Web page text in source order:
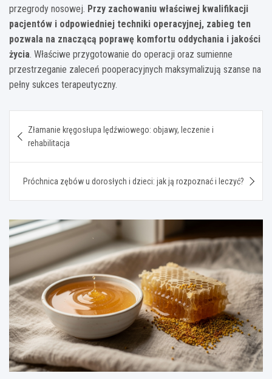
przegrody nosowej. Przy zachowaniu właściwej kwalifikacji
pacjentów i odpowiedniej techniki operacyjnej, zabieg ten
pozwala na znaczącą poprawę komfortu oddychania i jakości
życia. Właściwe przygotowanie do operacji oraz sumienne
przestrzeganie zaleceń pooperacyjnych maksymalizują szanse na
pełny sukces terapeutyczny.
wpisu
Złamanie kręgosłupa lędźwiowego: objawy, leczenie i
rehabilitacja
Próchnica zębów u dorosłych i dzieci: jak ją rozpoznać i leczyć?